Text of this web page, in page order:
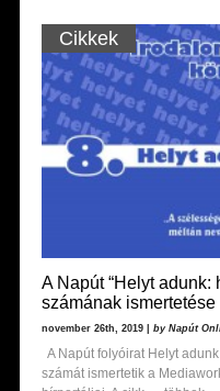
Cikkek
A Napút “Helyt adunk:
számának ismertetése
november 26th, 2019 | by Napút
A Napút folyóirat Helyt
számát ismertetik a